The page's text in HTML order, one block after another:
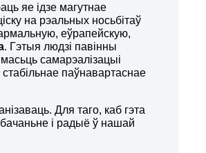
яе ідзе магутнае
на рэальных носьбітаў
еўрапейскую,
. Гэтыя людзі павінны
самарэалізацыі
паўнавартаснае
Для таго, каб гэта
і радыё ў нашай